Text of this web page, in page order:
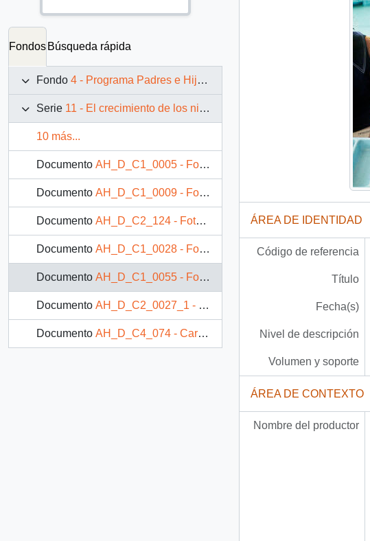
Fondos Búsqueda rápida
Fondo 4 - Programa Padres e Hijos: fotografías de Juan Maino
Serie 11 - El crecimiento de los niños
10 más...
Documento AH_D_C1_0005 - Fotografía: Niña pequeña acostada en una cama.
Documento AH_D_C1_0009 - Fotografía: Niña pequeña acostada sobre una cama
Documento AH_D_C2_124 - Fotografía: Mujer alimentando a un infante
Documento AH_D_C1_0028 - Fotografía: Niña comiendo
Documento AH_D_C1_0055 - Fotografía: Dos niñas comiendo en el interior de una escuela
Documento AH_D_C2_0027_1 - Fotografía: Familia compartiendo una comida
Documento AH_D_C4_074 - Cartel ¿Qué necesitamos comer?
ÁREA DE IDENTIDAD
Código de referencia
Título
Fecha(s)
Nivel de descripción
Volumen y soporte
ÁREA DE CONTEXTO
Nombre del productor